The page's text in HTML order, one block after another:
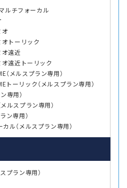
チフォーカル
オ
トーリック
遠近
遠近トーリック
メルスプラン専用）
ーリック（メルスプラン専用）
専用）
ルスプラン専用）
ン専用）
ル（メルスプラン専用）
プラン専用）